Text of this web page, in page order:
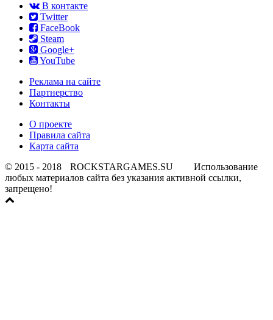
В контакте
Twitter
FaceBook
Steam
Google+
YouTube
Реклама на сайте
Партнерство
Контакты
О проекте
Правила сайта
Карта сайта
© 2015 - 2018
ROCKSTARGAMES.SU
Использование
любых материалов сайта без указания активной ссылки,
запрещено!